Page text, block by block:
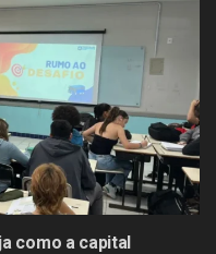
como a capital